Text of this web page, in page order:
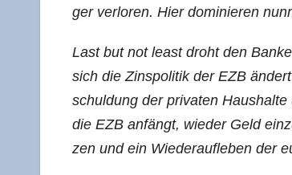
ger ver­lo­ren. Hier domi­nie­ren
Last but not least droht den
sich die Zins­po­li­tik der EZB
schul­dung der pri­va­ten
die EZB anfängt, wie­der Geld
zen und ein Wie­der­auf­le­ben der